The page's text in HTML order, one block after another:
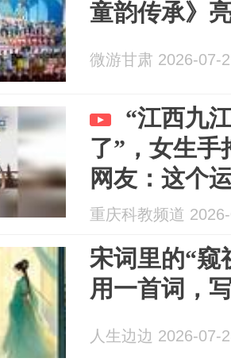
童韵传承》
微游甘肃 2026-07-
“江西九
了”，女生手
网友：这个
重庆科教频道
宋词里的“窥
用一首词，
人生边边 2026-07-